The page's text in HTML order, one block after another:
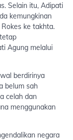
Selain itu, Adipati
kemungkinan
ke takhta.
Agung melalui
berdirinya
belum sah
celah dan
menggunakan
negara